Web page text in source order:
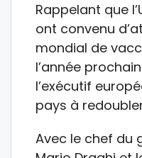
Rappelant que
ont convenu
mondial de
l’année
l’exécutif
pays à
Avec le chef du